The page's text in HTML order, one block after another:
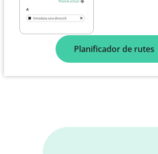
Planificador de rutes